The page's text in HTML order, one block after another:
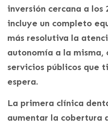
inversión cercana a los
incluye un completo
más resolutiva la
autonomía a la
servicios públicos que
espera.
La primera clínica
aumentar la cobertura